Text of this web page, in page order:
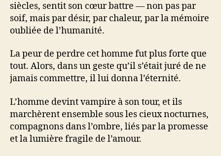
siècles, sentit son cœur battre — non pas par
soif, mais par désir, par chaleur, par la mémoire
oubliée de l’humanité.
La peur de perdre cet homme fut plus forte que
tout. Alors, dans un geste qu’il s’était juré de ne
jamais commettre, il lui donna l’éternité.
L’homme devint vampire à son tour, et ils
marchèrent ensemble sous les cieux nocturnes,
compagnons dans l’ombre, liés par la promesse
et la lumière fragile de l’amour.